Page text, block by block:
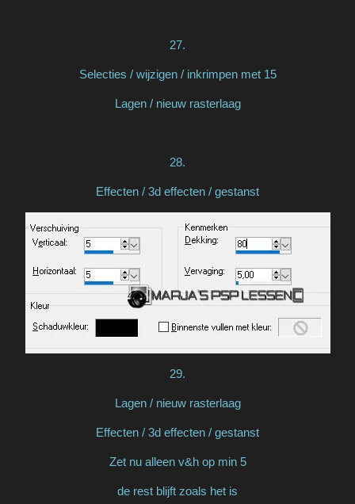
27.
Selecties / wijzigen / inkrimpen met 15
Lagen / nieuw rasterlaag
28.
Effecten / 3d effecten / gestanst
29.
Lagen / nieuw rasterlaag
Effecten / 3d effecten / gestanst
Zet nu alleen v&h op min 5
de rest blijft zoals het is